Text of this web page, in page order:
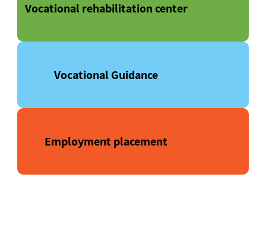
Vocational rehabilitation center
Vocational Guidance
Employment placement